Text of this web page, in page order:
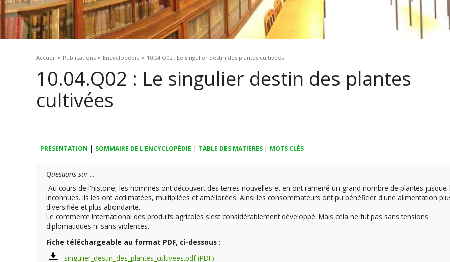
Vous êtes ici
Accueil » Publications » Encyclopédie » 10.04.Q02 : Le singulier destin des plantes cultivées
10.04.Q02 : Le singulier destin des plantes
cultivées
PRÉSENTATION | SOMMAIRE DE L'ENCYCLOPÉDIE | TABLE DES MATIÈRES | MOTS CLÉS
Questions sur …
Au cours de l'histoire, les hommes ont découvert des terres nouvelles et en ont ramené un grand nombre de plantes
inconnues. Ils les ont acclimatées, multipliées et améliorées. Ainsi les consommateurs ont pu bénéficier d'une alimentation
diversifiée et plus abondante.
Le commerce international des produits agricoles s'est considérablement développé. Mais cela ne fut pas sans tensions
diplomatiques ni sans violences.
Fiche téléchargeable au format PDF, ci-dessous :
singulier_destin_des_plantes_cultivees.pdf